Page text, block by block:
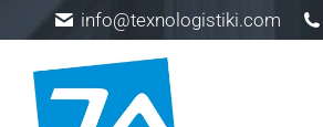
info@texnologistiki.com